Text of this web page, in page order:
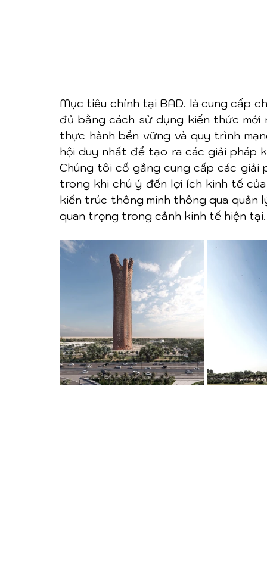
Mục tiêu chính tại BAD. là cung cấp
đủ bằng cách sử dụng kiến thức
thực hành bền vững và quy trình
hội duy nhất để tạo ra các giải pháp
Chúng tôi cố gắng cung cấp các
trong khi chú ý đến lợi ích kinh tế
kiến trúc thông minh thông qua quản
quan trọng trong cảnh kinh tế hiện tại.